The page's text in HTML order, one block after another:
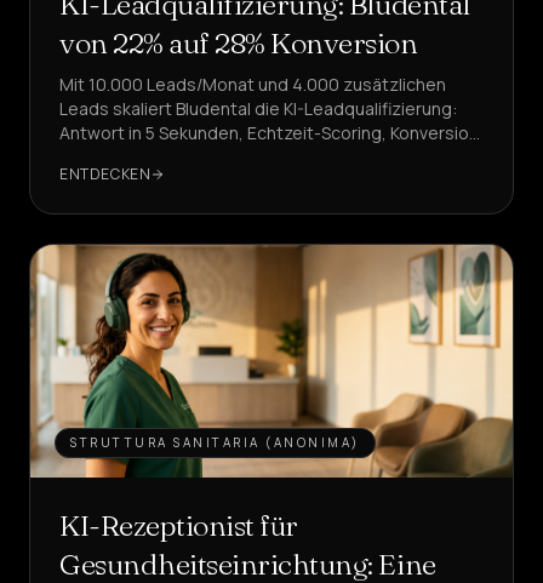
&
Vertrieb &
LEAD
Dienstleistungen
Preise
Über
Werden
Sie
Partner
SPRACHE DE
von 22% auf 28% Konversion
Mit 10.000 Leads/Monat und 4.000 zusätzlichen
Leads skaliert Bludental die KI-Leadqualifizierung:
Antwort in 5 Sekunden, Echtzeit-Scoring, Konversion
ENTDECKEN
STRUTTURA SANITARIA (ANONIMA)
KI-Rezeptionist für
Gesundheitseinrichtung: Eine